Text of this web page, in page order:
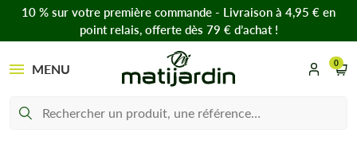
10 % sur votre première commande - Livraison à 4,95 € en
point relais, offerte dès 79 € d’achat !
MENU 0